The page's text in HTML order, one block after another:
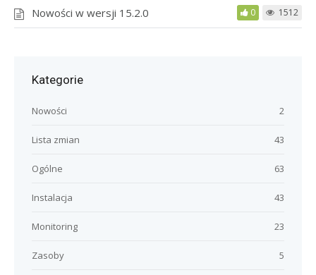
Nowości w wersji 15.2.0 0 1512
Kategorie
2
Nowości
43
Lista zmian
63
Ogólne
43
Instalacja
23
Monitoring
5
Zasoby